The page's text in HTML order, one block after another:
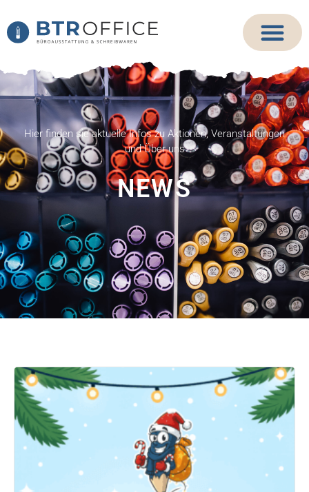
Hier finden sie aktuelle Infos zu Aktionen, Veranstaltungen
und Über uns
NEWS